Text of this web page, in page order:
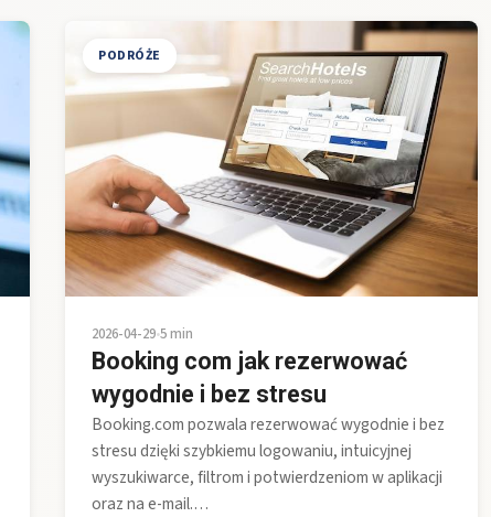
PODRÓŻE
2026-04-29•5 min
Booking com jak rezerwować
wygodnie i bez stresu
Booking.com pozwala rezerwować wygodnie i bez
stresu dzięki szybkiemu logowaniu, intuicyjnej
wyszukiwarce, filtrom i potwierdzeniom w aplikacji
oraz na e-mail.…